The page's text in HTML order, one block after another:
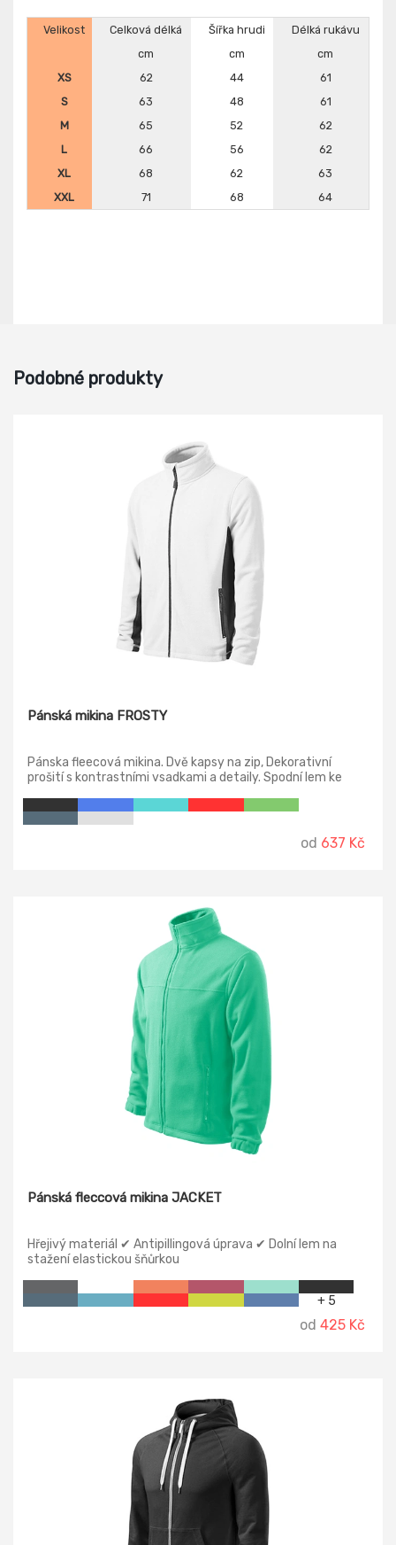
Velikost Celková délká Šířka hrudi
Délká rukávu
cm
cm
cm
XS
62 44
61
S
63 48
61
M
65 52
62
L
66 56
62
XL
68 62
63
XXL
71 68 64
Podobné produkty
Pánská mikina FROSTY
Pánska fleecová mikina. Dvě kapsy na zip, Dekorativní
prošití s kontrastními vsadkami a detaily. Spodní lem ke
od 637 Kč
Pánská fleccová mikina JACKET
Hřejivý materiál ✔ Antipillingová úprava ✔ Dolní lem na
stažení elastickou šňůrkou
+ 5
od 425 Kč